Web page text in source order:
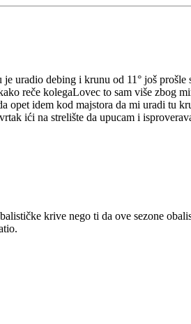
uradio debing i krunu od 11° još
reče kolegaLovec to sam više zbog
opet idem kod majstora da mi uradi tu
ići na strelište da upucam i
krive nego ti da ove sezone